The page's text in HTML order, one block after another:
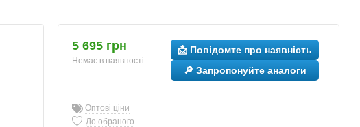
5 695 грн
Немає в наявності
📩 Повідомте про наявність
🔎 Запропонуйте аналоги
Оптові ціни
До обраного